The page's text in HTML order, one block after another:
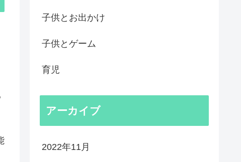
子供とお出かけ
子供とゲーム
育児
アーカイブ
2022年11月